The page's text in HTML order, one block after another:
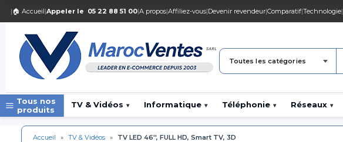
| 🏠 Accueil|Appeler le 05 22 88 51 00|A propos|Affiliez-vous|Devenir revendeur|Comparatif|Technologie|
Toutes les catégories
Tous nos
produits
TV & Vidéos ▾ Informatique ▾ Téléphonie ▾ Réseaux ▾
Accueil » TV & Vidéos » TV LED 46'', FULL HD, Smart TV, 3D